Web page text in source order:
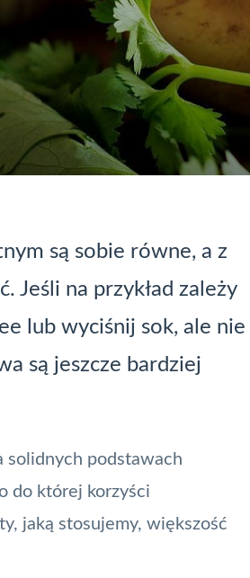
są sobie równe, a z
Jeśli na przykład zależy
lub wyciśnij sok, ale nie
są jeszcze bardziej
solidnych podstawach
do której korzyści
jaką stosujemy, większość